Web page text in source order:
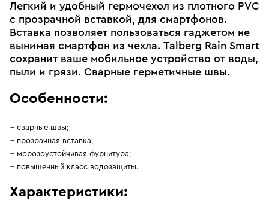
Легкий и удобный гермочехол из плотного PVC
с прозрачной вставкой, для смартфонов.
Вставка позволяет пользоваться гаджетом не
вынимая смартфон из чехла. Talberg Rain Smart
сохранит ваше мобильное устройство от воды,
пыли и грязи. Сварные герметичные швы.
Особенности:
сварные швы;
прозрачная вставка;
морозоустойчивая фурнитура;
повышенный класс водозащиты.
Характеристики: